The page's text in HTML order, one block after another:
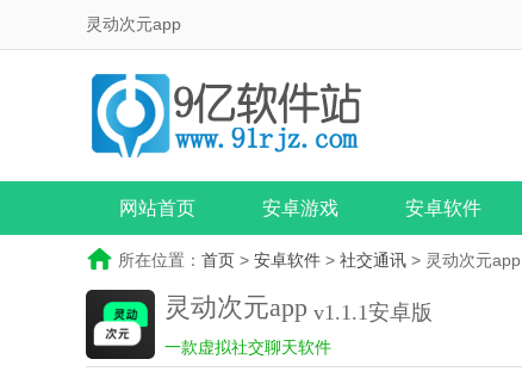
灵动次元app
网站首页 安卓游戏 安卓软件
所在位置： 首页 > 安卓软件 > 社交通讯 > 灵动次元app
灵动次元app v1.1.1安卓版
一款虚拟社交聊天软件